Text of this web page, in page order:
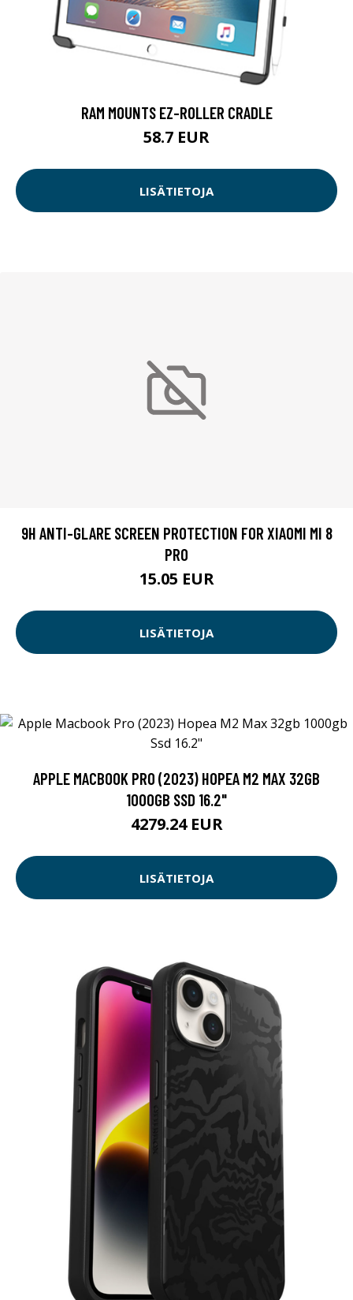
RAM MOUNTS EZ-ROLLER CRADLE
58.7 EUR
LISÄTIETOJA
9H ANTI-GLARE SCREEN PROTECTION FOR XIAOMI MI 8
PRO
15.05 EUR
LISÄTIETOJA
APPLE MACBOOK PRO (2023) HOPEA M2 MAX 32GB
1000GB SSD 16.2"
4279.24 EUR
LISÄTIETOJA